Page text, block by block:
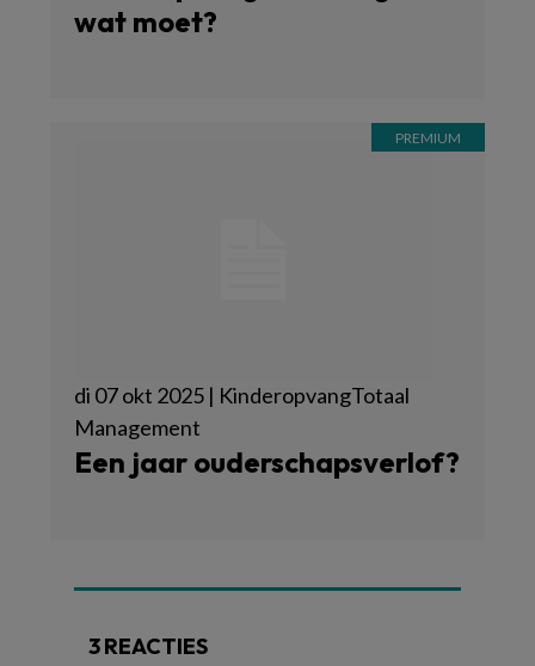
wat moet?
di 07 okt 2025 | KinderopvangTotaal
Management
Een jaar ouderschapsverlof?
3 REACTIES